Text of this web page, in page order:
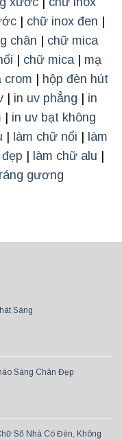
| chữ inox đen |
chân | chữ mica
| chữ mica | mạ
crom | hộp đèn hút
| in uv phẳng | in
| in uv bạt không
| làm chữ nổi | làm
| làm chữ alu |
gương
Sáng
Sáng Chân Đẹp
Số Nhà Có Đèn, Không